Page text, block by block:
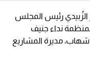
رئيس المجلس
لمنظمة نداء جنيف
شهاب، مديرة المشاريع